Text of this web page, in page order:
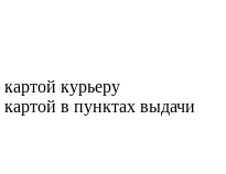
курьеру
в пунктах выдачи